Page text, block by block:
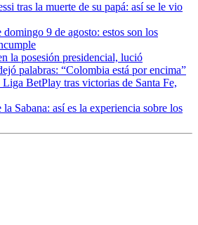
tras la muerte de su papá: así se le vio
9 de agosto: estos son los
la posesión presidencial, lució
palabras: “Colombia está por encima”
BetPlay tras victorias de Santa Fe,
Sabana: así es la experiencia sobre los